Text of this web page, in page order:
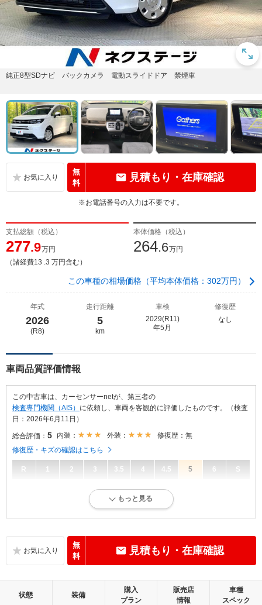
純正8型SDナビ バックカメラ 電動スライドドア 禁煙車
無
料
見積もり・在庫確認
※お電話番号の入力は不要です。
支払総額（税込）
277.9万円
（諸経費13 .3 万円含む）
本体価格（税込）
264.6万円
この車種の相場価格（平均本体価格：302万円）
年式
2026
(R8)
走行距離
5
km
車検
2029(R11)
年5月
修復歴
なし
車両品質評価情報
この中古車は、カーセンサーnetが、第三者の
検査専門機関（AIS） に依頼し、車両を客観的に評価したものです。（検査
日：2026年6月11日）
総合評価： 5 内装： 外装：
修復歴：無
修復歴・キズの確認はこちら
R 1 2 3 3.5 4 4.5 5 6 S
走行距離5万km以下で、内外装にダメージがほとんどない、良好な状態
無キズ、もしくは傷みや汚れなどがほぼない、とても綺麗な状態です。
外装：
無キズ、もしくはキズやヘコミなどがほぼない、とても綺麗な状態で
もっと見る
無
料
見積もり・在庫確認
状態 装備
購入
プラン
販売店
情報
車種
スペック